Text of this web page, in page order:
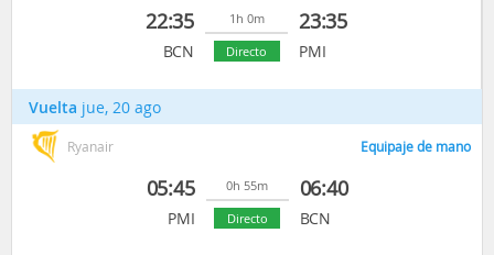
22:35
BCN
1h 0m
Directo
23:35
PMI
Vuelta jue, 20 ago
Ryanair Equipaje de mano
05:45
PMI
0h 55m
Directo
06:40
BCN